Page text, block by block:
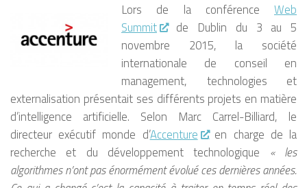
Lors de la conférence Web
Summit
de Dublin du 3 au 5
novembre 2015, la société
internationale de conseil en
management, technologies et
externalisation présentait ses différents projets en matière
d’intelligence artificielle. Selon Marc Carrel-Billiard, le
directeur exécutif monde d’Accenture
en charge de la
recherche et du développement technologique « les
algorithmes n’ont pas énormément évolué ces dernières années.